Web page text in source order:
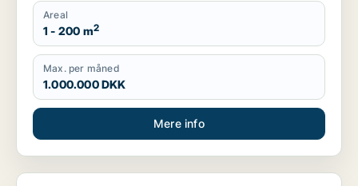
Areal
1 - 200 m2
Max. per måned
1.000.000 DKK
Mere info